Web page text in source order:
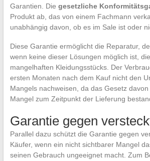
Garantien. Die gesetzliche
Produkt ab, das von einem Fachmann
unabhängig davon, ob es im Sale ist oder
Diese Garantie ermöglicht die Reparatur,
wenn keine dieser Lösungen möglich ist,
mangelhaften Kleidungsstücks. Der
ersten Monaten nach dem Kauf nicht den
Mangels nachweisen, da das Gesetz
Mangel zum Zeitpunkt der Lieferung
Garantie gegen
Parallel dazu schützt die Garantie gegen
Käufer, wenn ein nicht sichtbarer Mangel
seinen Gebrauch ungeeignet macht. Zum